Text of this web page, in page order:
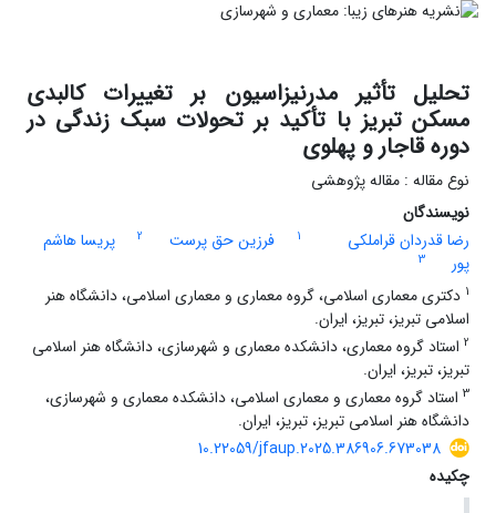
تحلیل تأثیر مدرنیزاسیون بر تغییرات کالبدی
مسکن تبریز با تأکید بر تحولات سبک زندگی در
دوره قاجار و پهلوی
نوع مقاله : مقاله پژوهشی
نویسندگان
رضا قدردان قراملکی
1 فرزین حق پرست 2
پریسا هاشم
پور
3
1 دکتری معماری اسلامی، گروه معماری و معماری اسلامی، دانشگاه هنر
اسلامی تبریز، تبریز، ایران.
2 استاد گروه معماری، دانشکده معماری و شهرسازی، دانشگاه هنر اسلامی
تبریز، تبریز، ایران.
3 استاد گروه معماری و معماری اسلامی، دانشکده معماری و شهرسازی،
دانشگاه هنر اسلامی تبریز، تبریز، ایران.
10.22059/jfaup.2025.386906.673038
چکیده